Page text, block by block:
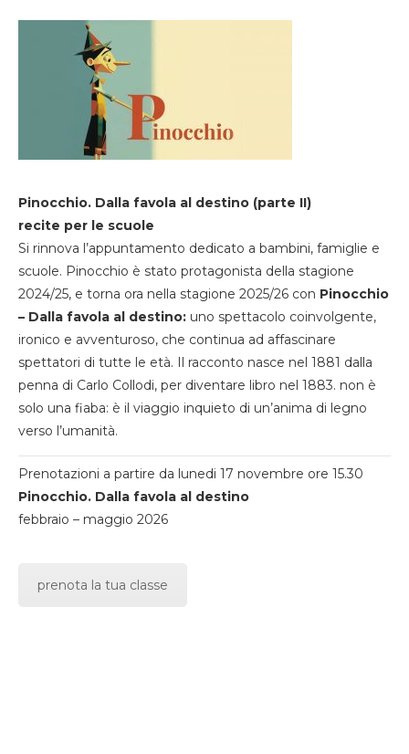
Pinocchio. Dalla favola al destino (parte II)
recite per le scuole
Si rinnova l’appuntamento dedicato a bambini, famiglie e
scuole. Pinocchio è stato protagonista della stagione
2024/25, e torna ora nella stagione 2025/26 con Pinocchio
– Dalla favola al destino: uno spettacolo coinvolgente,
ironico e avventuroso, che continua ad affascinare
spettatori di tutte le età. Il racconto nasce nel 1881 dalla
penna di Carlo Collodi, per diventare libro nel 1883. non è
solo una fiaba: è il viaggio inquieto di un’anima di legno
verso l’umanità.
Prenotazioni a partire da lunedi 17 novembre ore 15.30
Pinocchio. Dalla favola al destino
febbraio – maggio 2026
prenota la tua classe